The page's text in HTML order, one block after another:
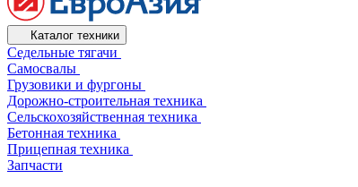
Каталог техники
Седельные тягачи
Самосвалы
Грузовики и фургоны
Дорожно-строительная техника
Сельскохозяйственная техника
Бетонная техника
Прицепная техника
Запчасти